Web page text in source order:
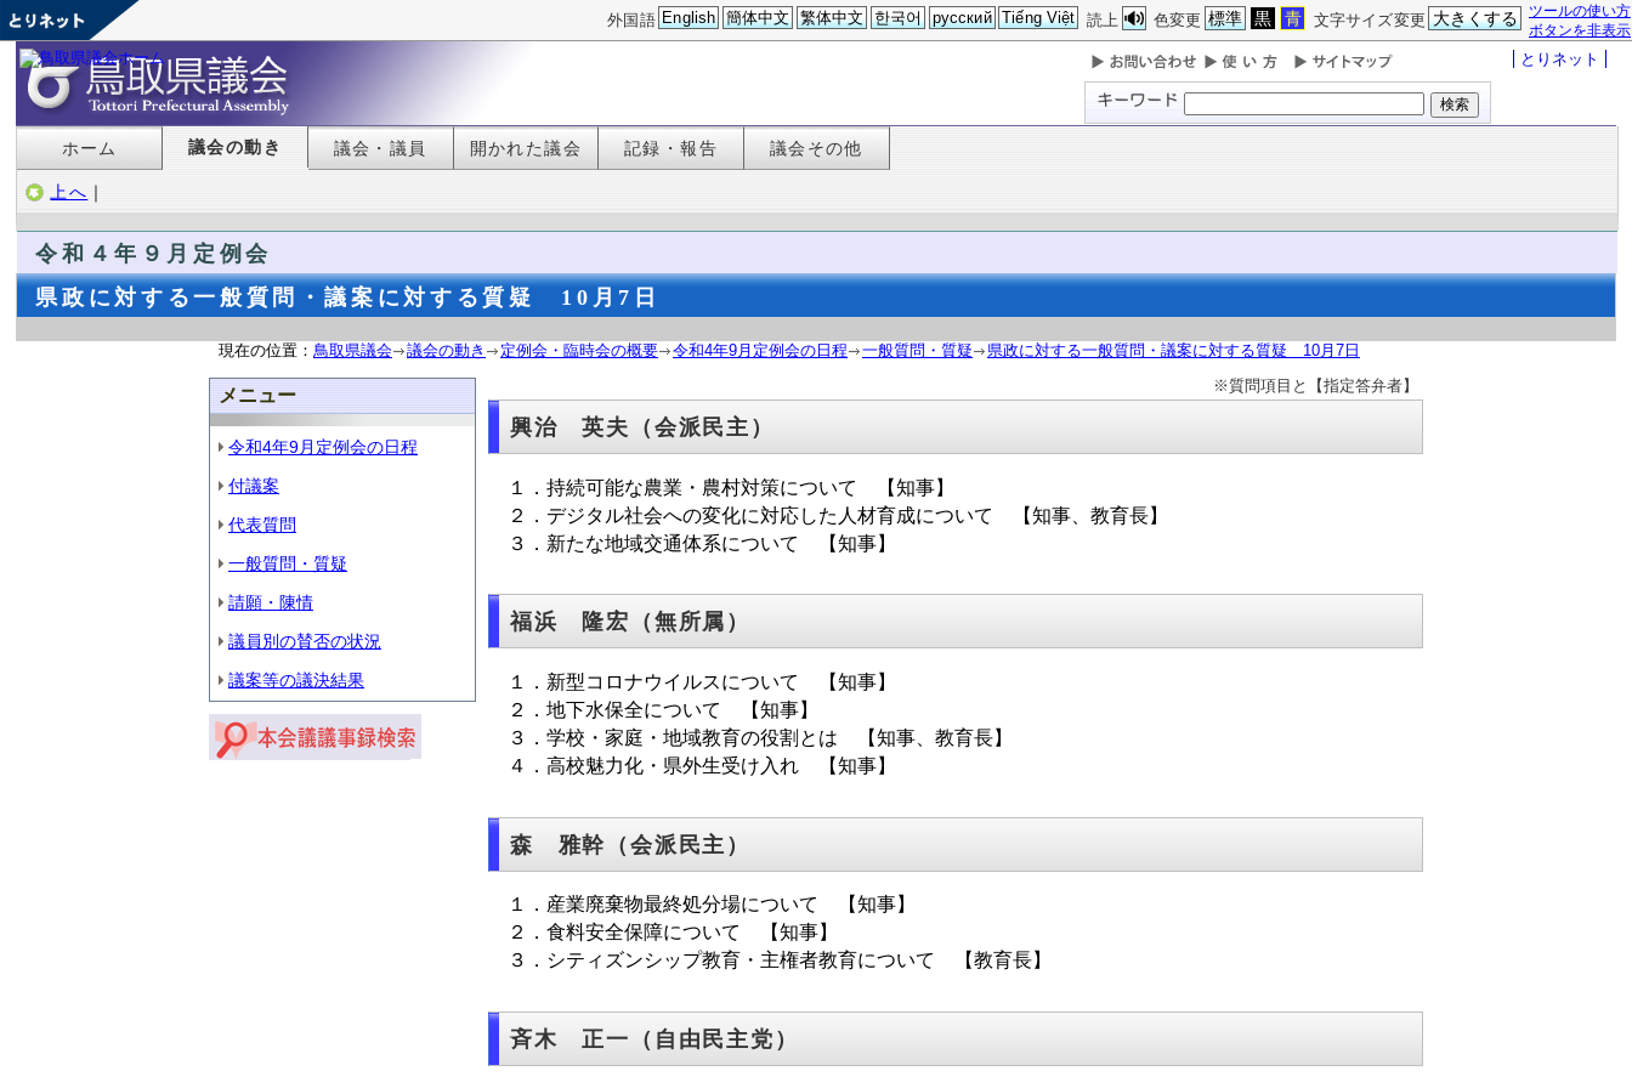
ツールの使い方
ボタンを非表示
文字サイズ変更 大きくする
色変更 標準 黒 青
読上
外国語 English 簡体中文 繁体中文 한국어 русский Tiếng Việt
とりネット
ホーム 議会の動き 議会・議員 開かれた議会 記録・報告 議会その他
上へ ｜
令和４年９月定例会
県政に対する一般質問・議案に対する質疑 10月7日
現在の位置： 鳥取県議会 議会の動き 定例会・臨時会の概要 令和4年9月定例会の日程 一般質問・質疑 県政に対する一般質問・議案に対する質疑 10月7日
メニュー
令和4年9月定例会の日程
付議案
代表質問
一般質問・質疑
請願・陳情
議員別の賛否の状況
議案等の議決結果
※質問項目と【指定答弁者】
興治 英夫（会派民主）
１．持続可能な農業・農村対策について 【知事】
２．デジタル社会への変化に対応した人材育成について 【知事、教育長】
３．新たな地域交通体系について 【知事】
福浜 隆宏（無所属）
１．新型コロナウイルスについて 【知事】
２．地下水保全について 【知事】
３．学校・家庭・地域教育の役割とは 【知事、教育長】
４．高校魅力化・県外生受け入れ 【知事】
森 雅幹（会派民主）
１．産業廃棄物最終処分場について 【知事】
２．食料安全保障について 【知事】
３．シティズンシップ教育・主権者教育について 【教育長】
斉木 正一（自由民主党）